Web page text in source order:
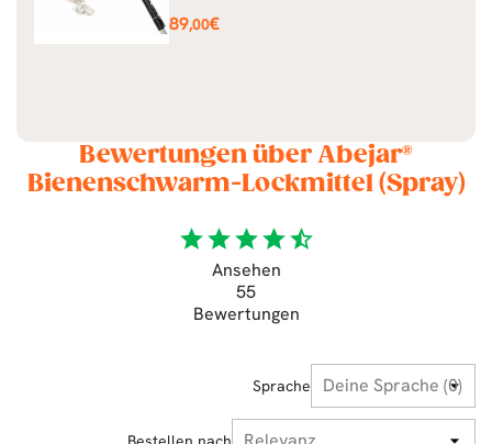
Preis
89,00€
Bewertungen über Abejar®
Bienenschwarm-Lockmittel (Spray)
starstarstarstarstar_half
Ansehen
55
Bewertungen
Sprache